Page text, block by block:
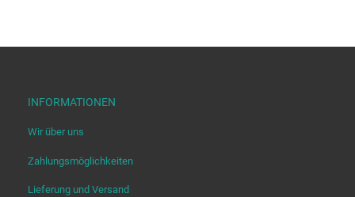
INFORMATIONEN
Wir über uns
Zahlungsmöglichkeiten
Lieferung und Versand